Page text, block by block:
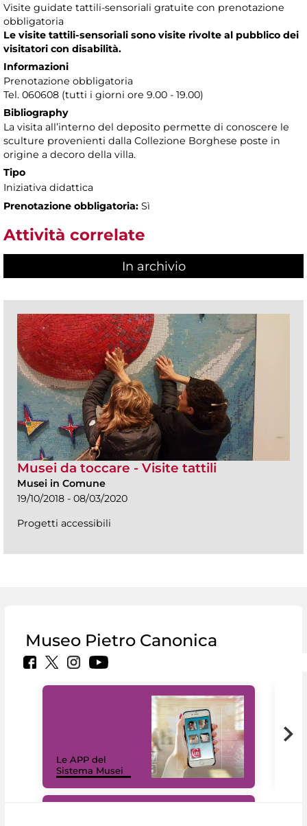
Visite guidate tattili-sensoriali gratuite con prenotazione
obbligatoria
Le visite tattili-sensoriali sono visite rivolte al pubblico dei
visitatori con disabilità.
Informazioni
Prenotazione obbligatoria
Tel. 060608 (tutti i giorni ore 9.00 - 19.00)
Bibliography
La visita all’interno del deposito permette di conoscere le
sculture provenienti dalla Collezione Borghese poste in
origine a decoro della villa.
Tipo
Iniziativa didattica
Prenotazione obbligatoria: Sì
Attività correlate
In archivio
Musei da toccare - Visite tattili
Musei in Comune
19/10/2018 - 08/03/2020
Progetti accessibili
Museo Pietro Canonica
Le APP del
Sistema Musei